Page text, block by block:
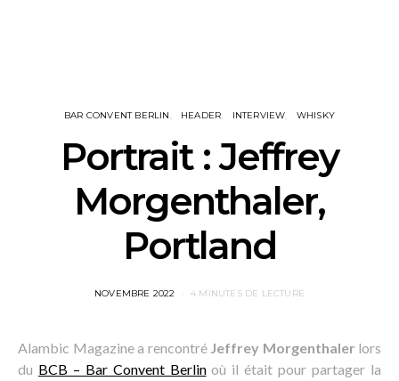
BAR CONVENT BERLIN HEADER INTERVIEW WHISKY
Portrait : Jeffrey
Morgenthaler,
Portland
POSTED
NOVEMBRE 2022 4 MINUTES DE LECTURE
Alambic Magazine a rencontré Jeffrey Morgenthaler lors
du BCB – Bar Convent Berlinoù il était pour partager la